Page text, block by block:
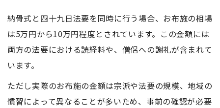
納骨式と四十九日法要を同時に行う場合、お布施の相場
は5万円から10万円程度とされています。この金額には
両方の法要における読経料や、僧侶への謝礼が含まれて
います。
ただし実際のお布施の金額は宗派や法要の規模、地域の
慣習によって異なることが多いため、事前の確認が必要